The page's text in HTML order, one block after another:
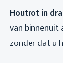
Houtrot in
van binnenuit
zonder dat u